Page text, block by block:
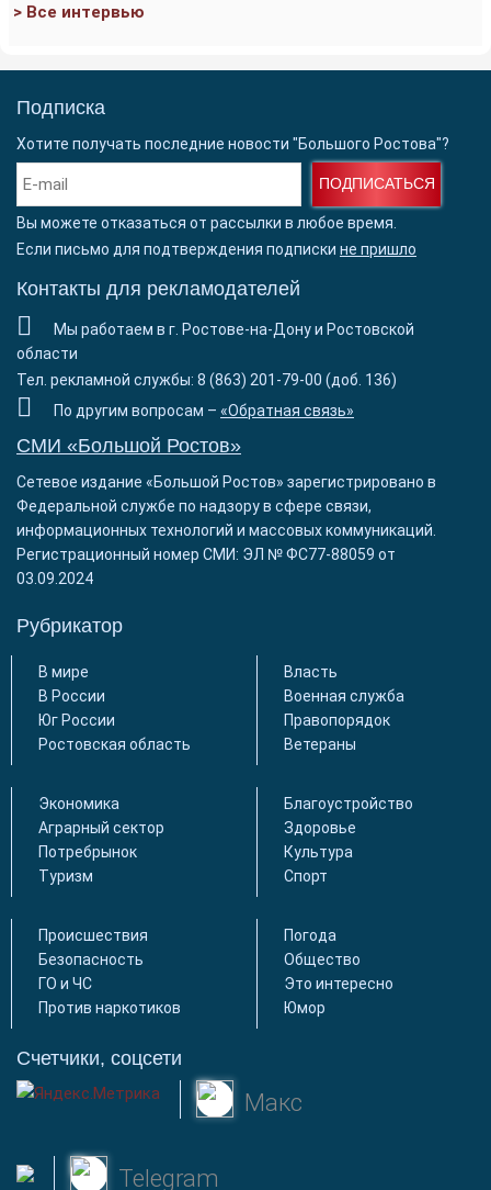
> Все интервью
Подписка
Хотите получать последние новости "Большого Ростова"?
ПОДПИСАТЬСЯ
Вы можете отказаться от рассылки в любое время.
Если письмо для подтверждения подписки не пришло
Контакты для рекламодателей
Мы работаем в г. Ростове-на-Дону и Ростовской
области
Тел. рекламной службы: 8 (863) 201-79-00 (доб. 136)
По другим вопросам – «Обратная связь»
СМИ «Большой Ростов»
Сетевое издание «Большой Ростов» зарегистрировано в
Федеральной службе по надзору в сфере связи,
информационных технологий и массовых коммуникаций.
Регистрационный номер СМИ: ЭЛ № ФС77-88059 от
03.09.2024
Рубрикатор
В мире
В России
Юг России
Ростовская область
Власть
Военная служба
Правопорядок
Ветераны
Экономика
Аграрный сектор
Потребрынок
Туризм
Благоустройство
Здоровье
Культура
Спорт
Происшествия
Безопасность
ГО и ЧС
Против наркотиков
Погода
Общество
Это интересно
Юмор
Счетчики, соцсети
Макс
Telegram